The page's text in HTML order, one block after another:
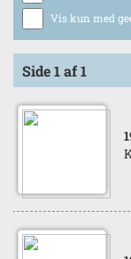
Vis kun med
Side 1 af 1